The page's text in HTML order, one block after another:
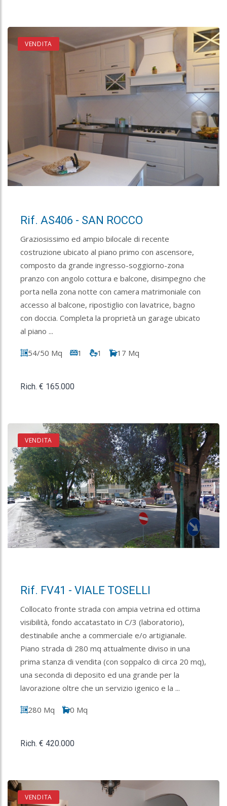
VENDITA
Rif. AS406 - SAN ROCCO
Graziosissimo ed ampio bilocale di recente
costruzione ubicato al piano primo con ascensore,
composto da grande ingresso-soggiorno-zona
pranzo con angolo cottura e balcone, disimpegno che
porta nella zona notte con camera matrimoniale con
accesso al balcone, ripostiglio con lavatrice, bagno
con doccia. Completa la proprietà un garage ubicato
al piano ...
54/50 Mq 1 1 17 Mq
Rich. € 165.000
VENDITA
Rif. FV41 - VIALE TOSELLI
Collocato fronte strada con ampia vetrina ed ottima
visibilità, fondo accatastato in C/3 (laboratorio),
destinabile anche a commerciale e/o artigianale.
Piano strada di 280 mq attualmente diviso in una
prima stanza di vendita (con soppalco di circa 20 mq),
una seconda di deposito ed una grande per la
lavorazione oltre che un servizio igenico e la ...
280 Mq 0 Mq
Rich. € 420.000
VENDITA